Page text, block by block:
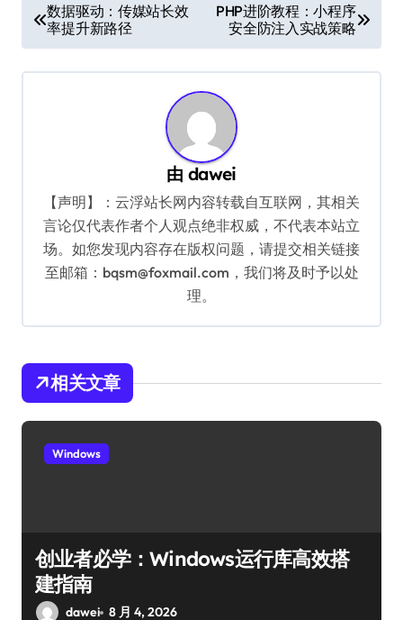
章
导
数据驱动：传媒站长效
率提升新路径
PHP进阶教程：小程序
安全防注入实战策略
由dawei
【声明】：云浮站长网内容转载自互联网，其相关
言论仅代表作者个人观点绝非权威，不代表本站立
场。如您发现内容存在版权问题，请提交相关链接
至邮箱：bqsm@foxmail.com，我们将及时予以处
理。
相关文章
Windows
创业者必学：Windows运行库高效搭
建指南
dawei 8 月 4, 2026